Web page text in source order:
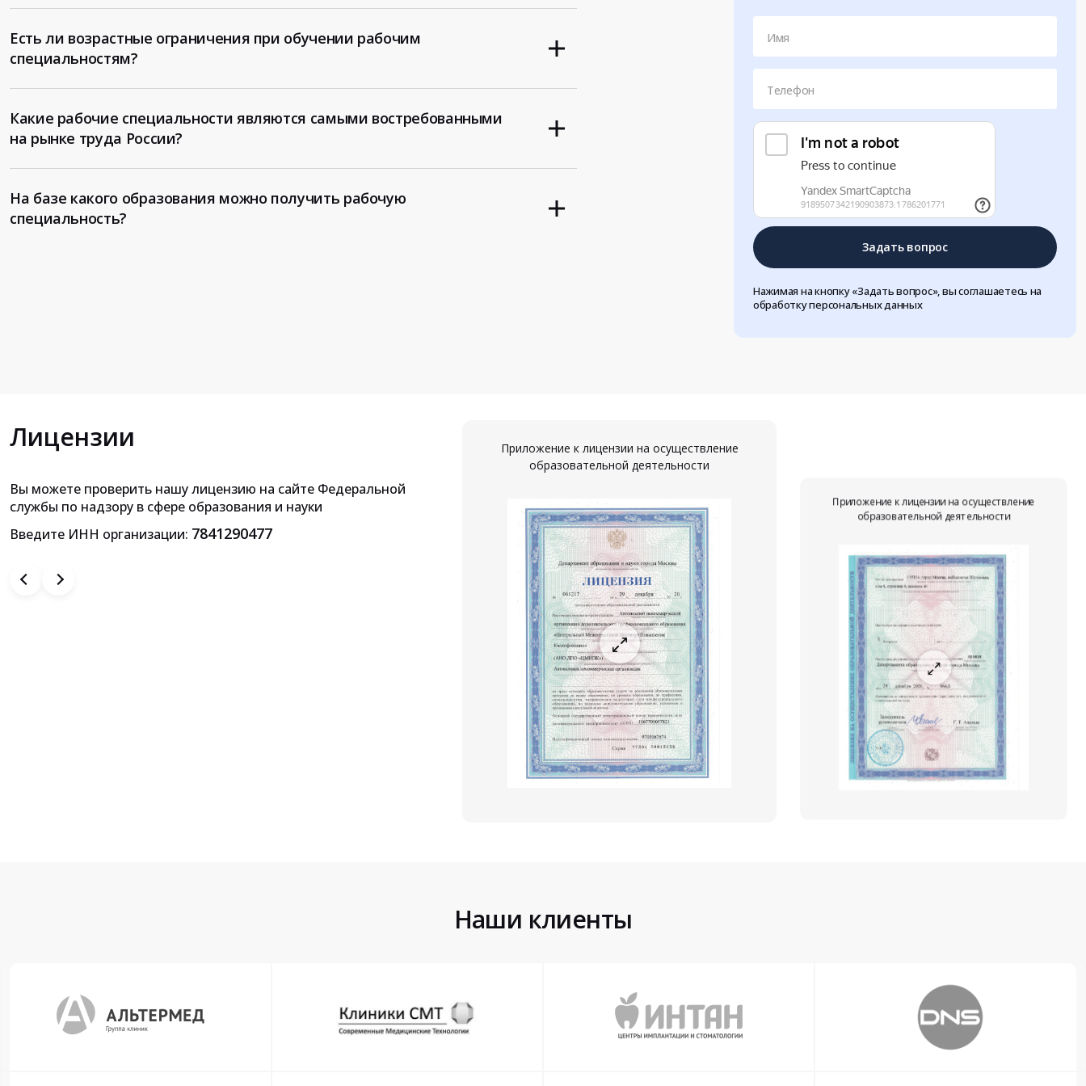
Имя
Телефон
Задать вопрос
Нажимая на кнопку «Задать вопрос», вы соглашаетесь на
обработку персональных данных
Есть ли возрастные ограничения при обучении рабочим
специальностям?
Какие рабочие специальности являются самыми востребованными
на рынке труда России?
На базе какого образования можно получить рабочую
специальность?
Лицензии
Вы можете проверить нашу лицензию на сайте Федеральной
службы по надзору в сфере образования и науки
Введите ИНН организации: 7841290477
Приложение к лицензии на осуществление
образовательной деятельности
Приложение к лицензии на осуществление
образовательной деятельности
Приложение к лицензии на осуществление
образовательной деятельности
Наши клиенты